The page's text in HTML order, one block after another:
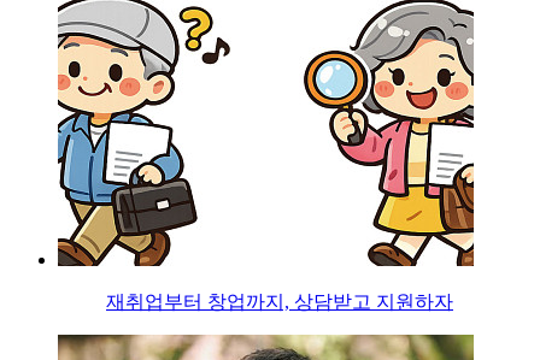
재취업부터 창업까지, 상담받고 지원하자